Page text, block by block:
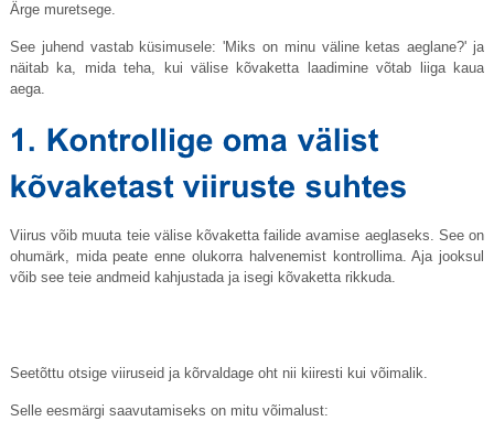
Ärge muretsege.
See juhend vastab küsimusele: 'Miks on minu väline ketas aeglane?' ja
näitab ka, mida teha, kui välise kõvaketta laadimine võtab liiga kaua
aega.
Viirus võib muuta teie välise kõvaketta failide avamise aeglaseks. See on
ohumärk, mida peate enne olukorra halvenemist kontrollima. Aja jooksul
võib see teie andmeid kahjustada ja isegi kõvaketta rikkuda.
Seetõttu otsige viiruseid ja kõrvaldage oht nii kiiresti kui võimalik.
Selle eesmärgi saavutamiseks on mitu võimalust: